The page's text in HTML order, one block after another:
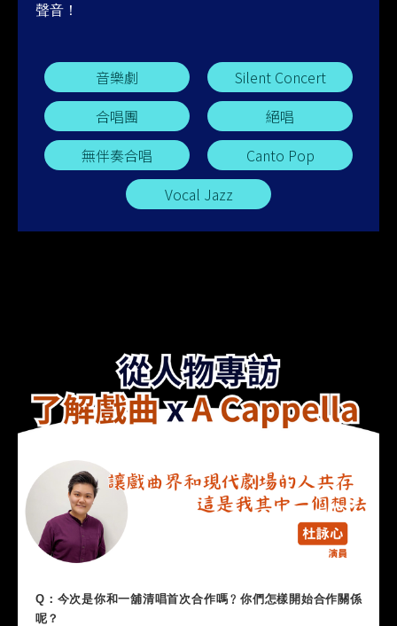
聲音！
音樂劇
Silent Concert
合唱團
絕唱
無伴奏合唱
Canto Pop
Vocal Jazz
Q：今次是你和一舖清唱首次合作嗎﹖你們怎樣開始合作關係
呢？